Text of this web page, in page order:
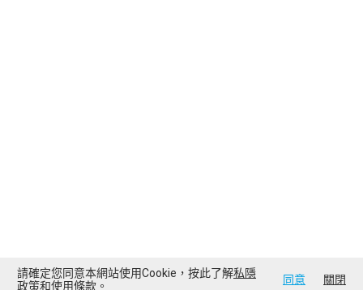
請確定您同意本網站使用Cookie，按此了解私隱
政策和使用條款 。 同意 關閉